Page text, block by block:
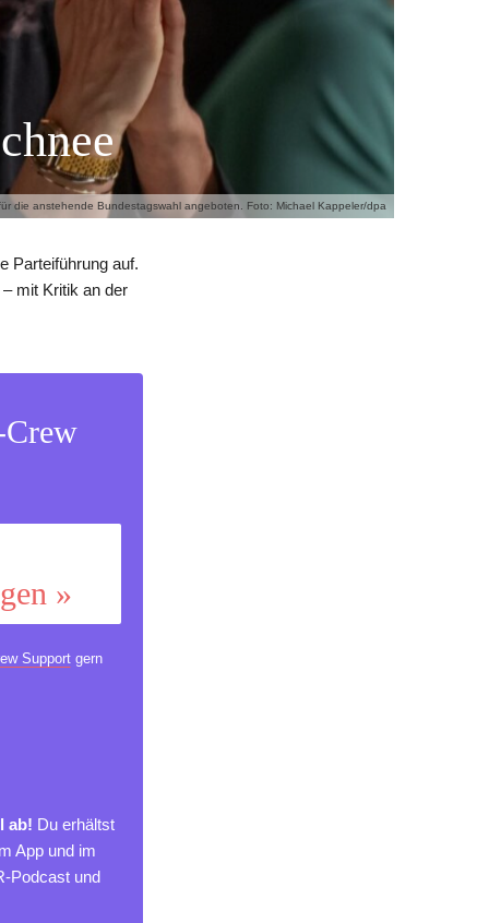
die anstehende Bundestagswahl angeboten. Foto: Michael Kappeler/dpa
Parteiführung auf.
mit Kritik an der
»
Supportgern
ab! Du erhältst
App und im
Podcast und